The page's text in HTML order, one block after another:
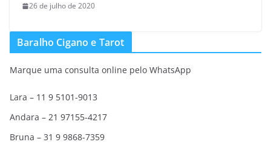
26 de julho de 2020
Baralho Cigano e Tarot
Marque uma consulta online pelo WhatsApp
Lara – 11 9 5101-9013
Andara – 21 97155-4217
Bruna – 31 9 9868-7359